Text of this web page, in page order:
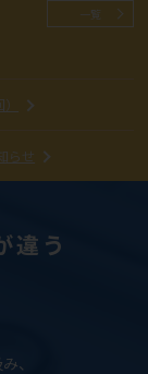
一覧
らせ
違う
、